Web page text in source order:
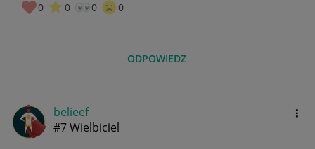
0 0 0 0
ODPOWIEDZ
belieef
#7 Wielbiciel